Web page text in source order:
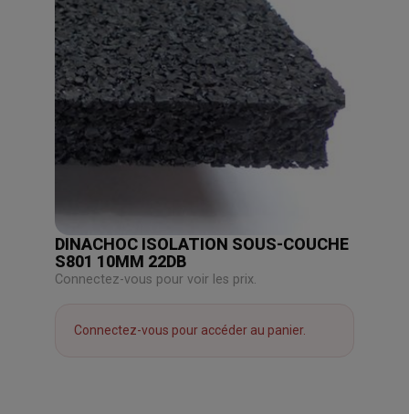
DINACHOC ISOLATION SOUS-COUCHE
S801 10MM 22DB
Connectez-vous pour voir les prix.
Connectez-vous pour accéder au panier.